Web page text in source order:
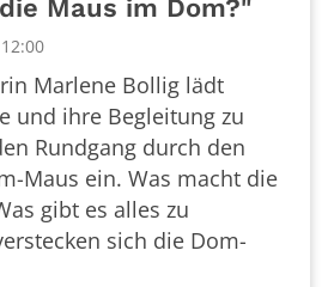
Maus im Dom?"
Marlene Bollig lädt
und ihre Begleitung zu
Rundgang durch den
Maus ein. Was macht die
gibt es alles zu
sich die Dom-